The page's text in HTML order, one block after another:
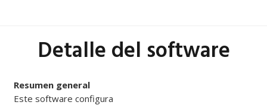
Detalle del software
Resumen general
Este software configura